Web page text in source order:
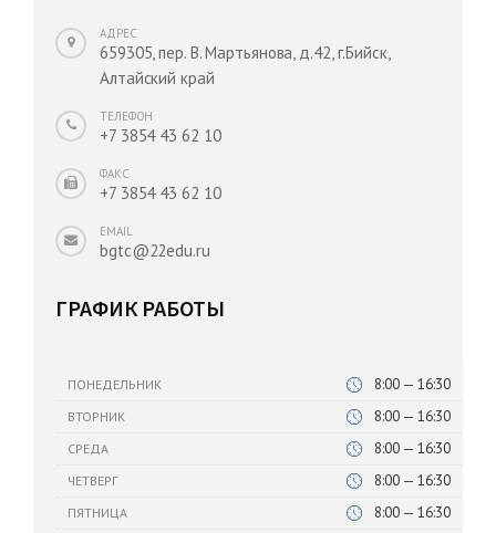
АДРЕС
659305, пер. В. Мартьянова, д.42, г.Бийск,
Алтайский край
ТЕЛЕФОН
+7 3854 43 62 10
ФАКС
+7 3854 43 62 10
EMAIL
bgtc@22edu.ru
ГРАФИК РАБОТЫ
ПОНЕДЕЛЬНИК 8:00 — 16:30
ВТОРНИК 8:00 — 16:30
СРЕДА 8:00 — 16:30
ЧЕТВЕРГ 8:00 — 16:30
ПЯТНИЦА 8:00 — 16:30